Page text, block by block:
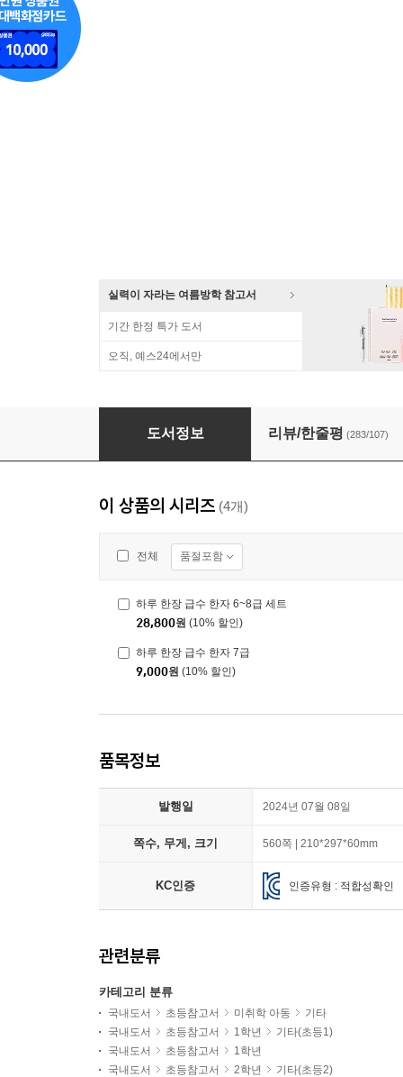
실력이 자라는 여름방학 참고서
기간 한정 특가 도서
오직, 예스24에서만
하루 한장 급수 한자 6~8급 세트
도서정보 리뷰/한줄평 (283/107)
이 상품의 시리즈 (4개)
전체 품절포함
하루 한장 급수 한자 6~8급 세트
28,800원 (10% 할인)
하루 한장 급수 한자 7급
9,000원 (10% 할인)
품목정보
발행일 2024년 07월 08일
쪽수, 무게, 크기 560쪽 | 210*297*60mm
KC인증 인증유형 : 적합성확인
관련분류
카테고리 분류
국내도서 초등참고서 미취학 아동
기타
국내도서
초등참고서 1학년
기타(초등1)
국내도서
초등참고서
1학년
국내도서
초등참고서 2학년
기타(초등2)